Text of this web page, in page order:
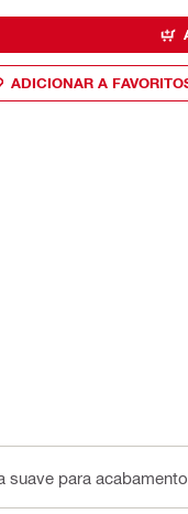
ADICIONAR A
suave para